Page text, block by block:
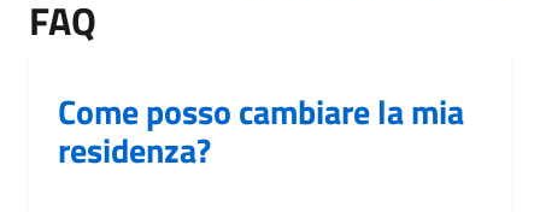
FAQ
Come posso cambiare la mia
residenza?